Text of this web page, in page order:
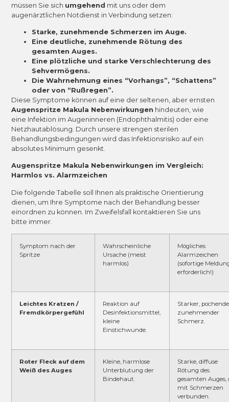
müssen Sie sich umgehend mit uns oder dem
augenärztlichen Notdienst in Verbindung setzen:
Starke, zunehmende Schmerzen im Auge.
Eine deutliche, zunehmende Rötung des
gesamten Auges.
Eine plötzliche und starke Verschlechterung des
Sehvermögens.
Die Wahrnehmung eines “Vorhangs”, “Schattens”
oder von “Rußregen”.
Diese Symptome können auf eine der seltenen, aber ernsten
Augenspritze Makula Nebenwirkungen hindeuten, wie
eine Infektion im Augeninneren (Endophthalmitis) oder eine
Netzhautablösung. Durch unsere strengen sterilen
Behandlungsbedingungen wird das Infektionsrisiko auf ein
absolutes Minimum gesenkt.
Augenspritze Makula Nebenwirkungen im Vergleich:
Harmlos vs. Alarmzeichen
Die folgende Tabelle soll Ihnen als praktische Orientierung
dienen, um Ihre Symptome nach der Behandlung besser
einordnen zu können. Im Zweifelsfall kontaktieren Sie uns
bitte immer.
Symptom nach der
Spritze
Wahrscheinliche
Ursache (meist
harmlos)
Mögliches
Alarmzeichen
(sofortige
erforderlich!)
Leichtes Kratzen /
Fremdkörpergefühl
Reaktion auf
Desinfektionsmittel,
kleine
Einstichwunde.
Starker,
zunehmender
Schmerz.
Roter Fleck auf dem
Weiß des Auges
Kleine, harmlose
Unterblutung der
Bindehaut.
Starke, diffuse
Rötung des
gesamten Auges,
mit Schmerzen
verbunden.